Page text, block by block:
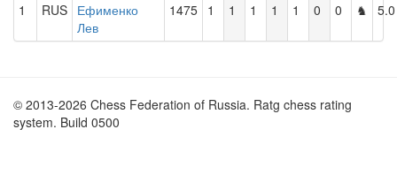
1 RUS Ефименко
Лев
1475 1 1 1 1 1 0 0 ♞ 5.0
© 2013-2026 Chess Federation of Russia. Ratg chess rating
system. Build 0500